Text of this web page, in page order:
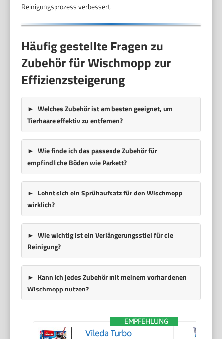
Reinigungsprozess verbessert.
Häufig gestellte Fragen zu
Zubehör für Wischmopp zur
Effizienzsteigerung
Welches Zubehör ist am besten geeignet, um
Tierhaare effektiv zu entfernen?
Wie finde ich das passende Zubehör für
empfindliche Böden wie Parkett?
Lohnt sich ein Sprühaufsatz für den Wischmopp
wirklich?
Wie wichtig ist ein Verlängerungsstiel für die
Reinigung?
Kann ich jedes Zubehör mit meinem vorhandenen
Wischmopp nutzen?
EMPFEHLUNG
Vileda Turbo